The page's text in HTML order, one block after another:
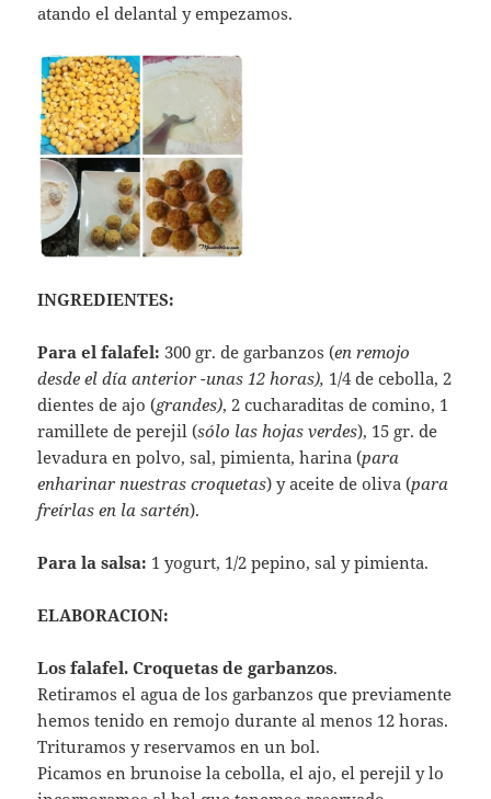
atando el delantal y empezamos.
INGREDIENTES:
Para el falafel: 300 gr. de garbanzos (en remojo
desde el día anterior -unas 12 horas), 1/4 de cebolla, 2
dientes de ajo (grandes), 2 cucharaditas de comino, 1
ramillete de perejil (sólo las hojas verdes), 15 gr. de
levadura en polvo, sal, pimienta, harina (para
enharinar nuestras croquetas) y aceite de oliva (para
freírlas en la sartén).
Para la salsa: 1 yogurt, 1/2 pepino, sal y pimienta.
ELABORACION:
Los falafel. Croquetas de garbanzos.
Retiramos el agua de los garbanzos que previamente
hemos tenido en remojo durante al menos 12 horas.
Trituramos y reservamos en un bol.
Picamos en brunoise la cebolla, el ajo, el perejil y lo